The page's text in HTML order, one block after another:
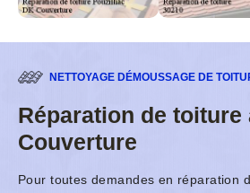
NETTOYAGE DÉMOUSSAGE DE
Réparation de toiture
Couverture
Pour toutes demandes en réparation